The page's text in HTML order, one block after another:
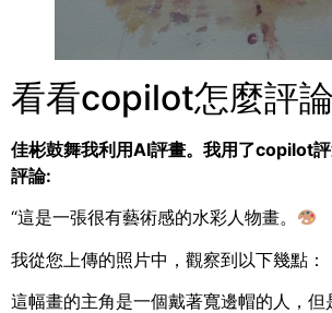
看看copilot怎麼評
佳彬鼓舞我利用AI評畫。我用了copilot
評論:
“這是一張很有藝術感的水彩人物畫。
我從您上傳的照片中，觀察到以下幾點：
這幅畫的主角是一個戴著寬邊帽的人，但